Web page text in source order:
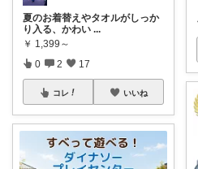
夏のお着替えやタオルがしっか
り入る、かわい ...
￥ 1,399～
0 2 17
コレ いいね